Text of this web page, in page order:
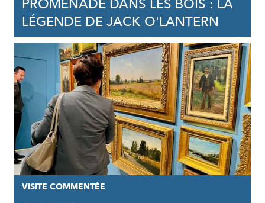
PROMENADE DANS LES BOIS : LA
LÉGENDE DE JACK O'LANTERN
VISITE COMMENTÉE